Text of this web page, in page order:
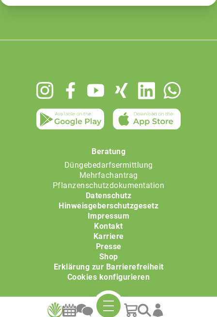
Beratung
Düngebedarfsermittlung
Mehrfachantrag
Pflanzenschutzdokumentation
Datenschutz
Hinweisgeberschutzgesetz
Impressum
Kontakt
Karriere
Presse
Shop
Erklärung zur Barrierefreiheit
Cookies konfigurieren